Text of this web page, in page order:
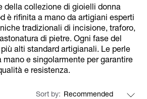
della collezione di gioielli donna
è rifinita a mano da artigiani esperti
tradizionali di incisione, traforo,
di pietre. Ogni fase del
alti standard artigianali. Le perle
mano e singolarmente per garantire
e resistenza.
Sort by